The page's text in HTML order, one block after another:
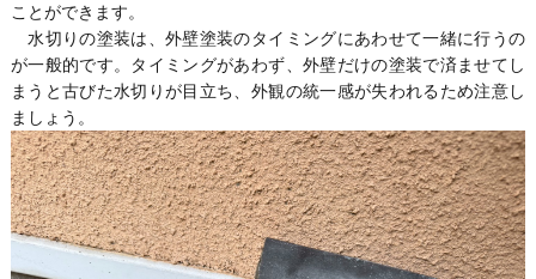
ことができます。
水切りの塗装は、外壁塗装のタイミングにあわせて一緒に行うの
が一般的です。タイミングがあわず、外壁だけの塗装で済ませてし
まうと古びた水切りが目立ち、外観の統一感が失われるため注意し
ましょう。